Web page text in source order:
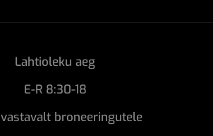
Lahtioleku aeg
E-R 8:30-18
vastavalt broneeringutele